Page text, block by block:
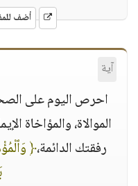
أضف
آية
احرص اليوم على
الموالاة، والمؤاخاة
رفقتك الدائمة،﴿